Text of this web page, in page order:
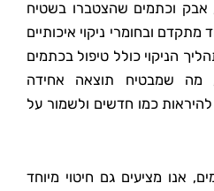
אבק וכתמים שהצטברו בשטיח
ובחומרי ניקוי איכותיים
הניקוי כולל טיפול בכתמים
מה שמבטיח תוצאה אחידה
כמו חדשים ולשמור על
אנו מציעים גם חיטוי מיוחד